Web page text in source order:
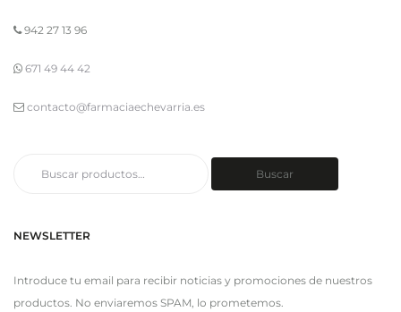
942 27 13 96
671 49 44 42
contacto@farmaciaechevarria.es
Buscar
NEWSLETTER
Introduce tu email para recibir noticias y promociones de nuestros
productos. No enviaremos SPAM, lo prometemos.